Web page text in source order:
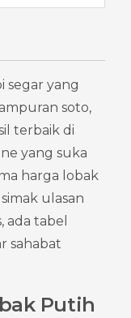
segar yang
soto,
terbaik di
yang suka
harga lobak
ulasan
ada tabel
sahabat
Putih